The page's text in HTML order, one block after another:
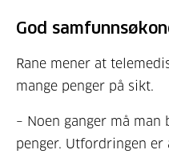
God
Rane mener at
mange penger på sikt.
– Noen ganger må
penger. Utfordringen